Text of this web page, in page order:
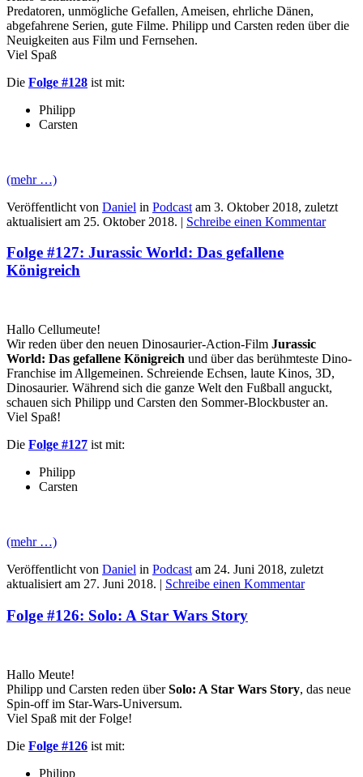
Predatoren, unmögliche Gefallen, Ameisen, ehrliche Dänen,
abgefahrene Serien, gute Filme. Philipp und Carsten reden über die
Neuigkeiten aus Film und Fernsehen.
Viel Spaß
Die Folge #128 ist mit:
Philipp
Carsten
(mehr …)
Veröffentlicht von Daniel in Podcast am 3. Oktober 2018, zuletzt
aktualisiert am 25. Oktober 2018. | Schreibe einen Kommentar
Folge #127: Jurassic World: Das gefallene
Königreich
Hallo Cellumeute!
Wir reden über den neuen Dinosaurier-Action-Film Jurassic
World: Das gefallene Königreich und über das berühmteste Dino-
Franchise im Allgemeinen. Schreiende Echsen, laute Kinos, 3D,
Dinosaurier. Während sich die ganze Welt den Fußball anguckt,
schauen sich Philipp und Carsten den Sommer-Blockbuster an.
Viel Spaß!
Die Folge #127 ist mit:
Philipp
Carsten
(mehr …)
Veröffentlicht von Daniel in Podcast am 24. Juni 2018, zuletzt
aktualisiert am 27. Juni 2018. | Schreibe einen Kommentar
Folge #126: Solo: A Star Wars Story
Hallo Meute!
Philipp und Carsten reden überSolo: A Star Wars Story, das neue
Spin-off im Star-Wars-Universum.
Viel Spaß mit der Folge!
Die Folge #126 ist mit:
Philipp